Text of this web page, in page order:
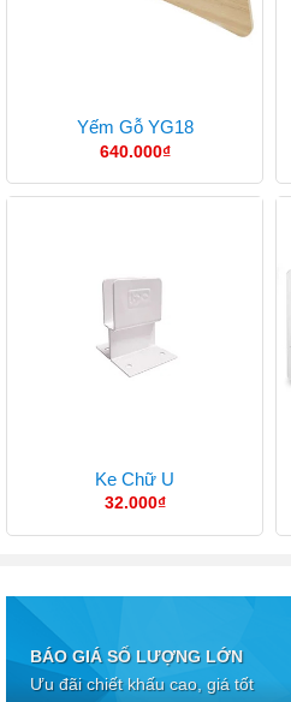
Yếm Gỗ YG18
640.000₫
Ke Chữ U
32.000₫
BÁO GIÁ SỐ LƯỢNG LỚN
Ưu đãi chiết khấu cao, giá tốt